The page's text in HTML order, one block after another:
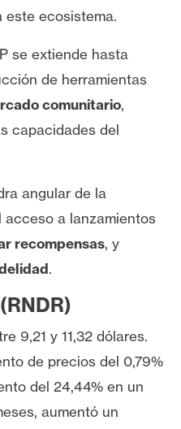
ecosistema.
se extiende hasta
de herramientas
comunitario,
capacidades del
angular de la
acceso a lanzamientos
recompensas, y
.
9,21 y 11,32 dólares.
de precios del 0,79%
del 24,44% en un
aumentó un